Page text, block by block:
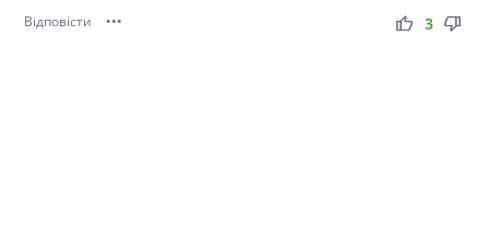
Відповісти ••• thumb_up thumb_down
3